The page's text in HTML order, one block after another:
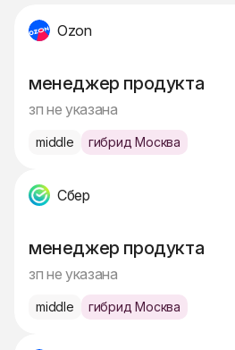
Ozon
менеджер продукта
зп не указана
middle гибрид Москва
Сбер
менеджер продукта
зп не указана
middle гибрид Москва